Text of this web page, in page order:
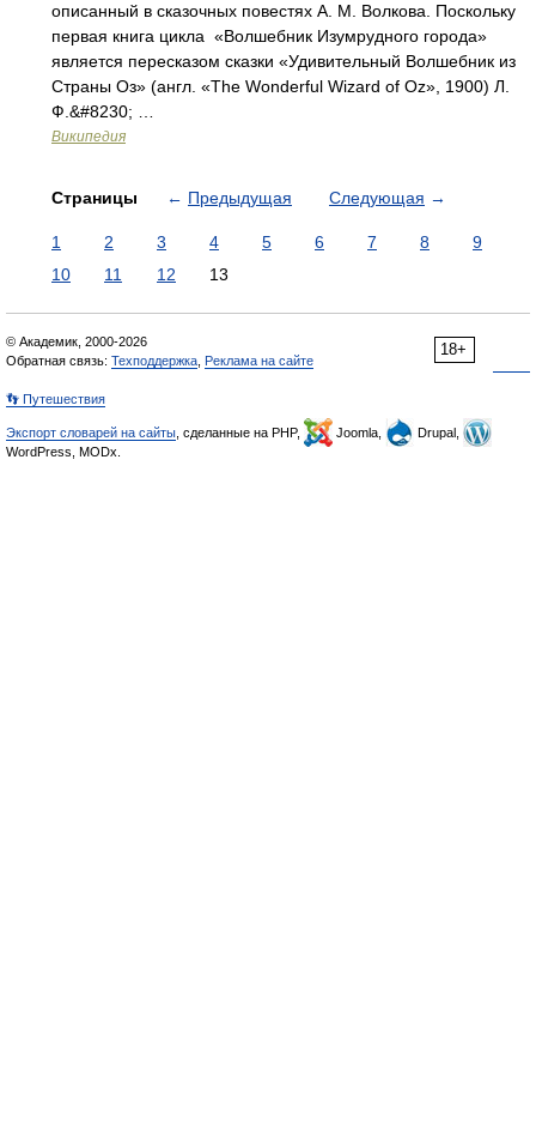
описанный в сказочных повестях А. М. Волкова. Поскольку
первая книга цикла «Волшебник Изумрудного города»
является пересказом сказки «Удивительный Волшебник из
Страны Оз» (англ. «The Wonderful Wizard of Oz», 1900) Л.
Ф.&#8230; …
Википедия
Страницы ← Предыдущая Следующая →
1 2 3 4 5 6 7 8
9
10
11 12 13
18+
© Академик, 2000-2026
Обратная связь: Техподдержка Реклама на сайте
👣 Путешествия
Экспорт словарей на сайты , сделанные на PHP, Joomla,
Drupal,
WordPress, MODx.